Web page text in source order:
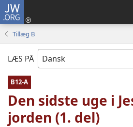
JW.ORG
Tillæg B
LÆS PÅ
B12-A
Den sidste uge i
jorden (1. del)